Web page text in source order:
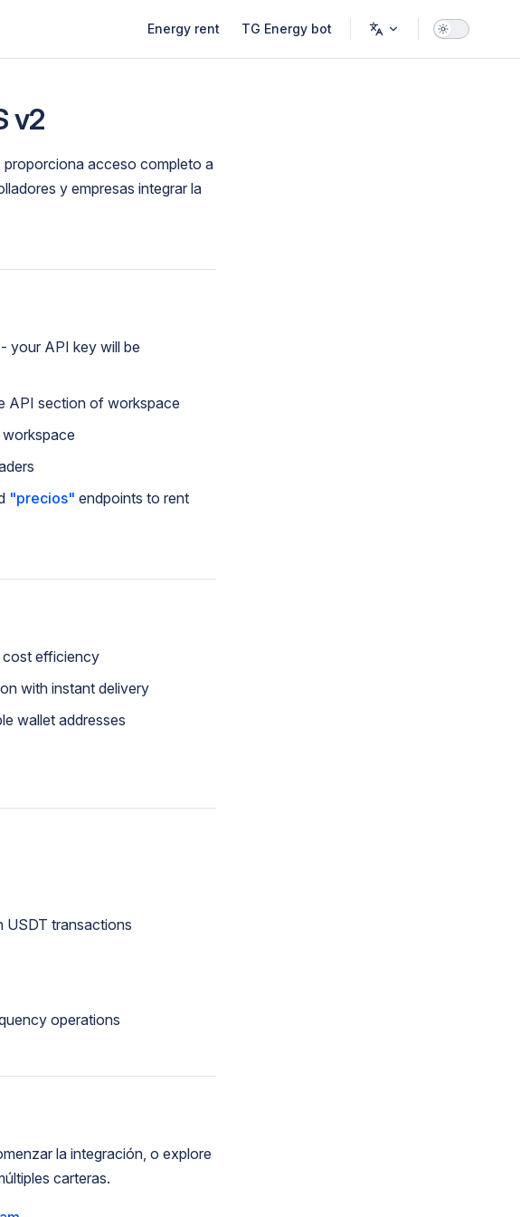
Energy rent TG Energy bot
v2
acceso completo a
y empresas integrar la
- your API key will be
API section of workspace
"precios" endpoints to rent
cost efficiency
with instant delivery
wallet addresses
USDT transactions
operations
la integración, o explore
carteras.